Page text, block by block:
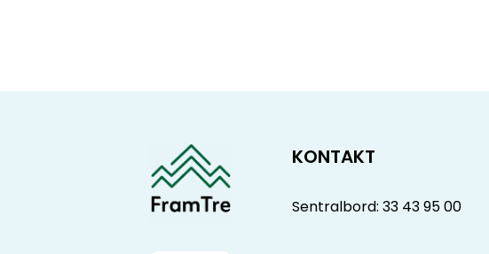
KONTAKT
Sentralbord: 33 43 95 00